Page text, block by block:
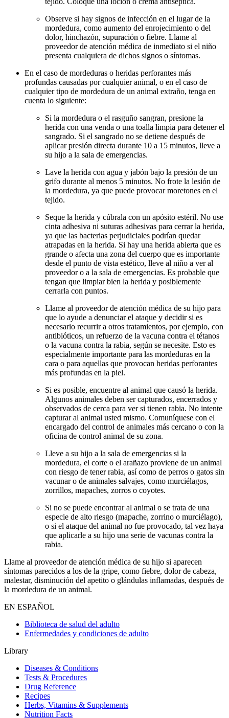
Observe si hay signos de infección en el lugar de la
mordedura, como aumento del enrojecimiento o del
dolor, hinchazón, supuración o fiebre. Llame al
proveedor de atención médica de inmediato si el niño
presenta cualquiera de dichos signos o síntomas.
En el caso de mordeduras o heridas perforantes más
profundas causadas por cualquier animal, o en el caso de
cualquier tipo de mordedura de un animal extraño, tenga en
cuenta lo siguiente:
Si la mordedura o el rasguño sangran, presione la
herida con una venda o una toalla limpia para detener el
sangrado. Si el sangrado no se detiene después de
aplicar presión directa durante 10 a 15 minutos, lleve a
su hijo a la sala de emergencias.
Lave la herida con agua y jabón bajo la presión de un
grifo durante al menos 5 minutos. No frote la lesión de
la mordedura, ya que puede provocar moretones en el
tejido.
Seque la herida y cúbrala con un apósito estéril. No use
cinta adhesiva ni suturas adhesivas para cerrar la herida,
ya que las bacterias perjudiciales podrían quedar
atrapadas en la herida. Si hay una herida abierta que es
grande o afecta una zona del cuerpo que es importante
desde el punto de vista estético, lleve al niño a ver al
proveedor o a la sala de emergencias. Es probable que
tengan que limpiar bien la herida y posiblemente
cerrarla con puntos.
Llame al proveedor de atención médica de su hijo para
que lo ayude a denunciar el ataque y decidir si es
necesario recurrir a otros tratamientos, por ejemplo, con
antibióticos, un refuerzo de la vacuna contra el tétanos
o la vacuna contra la rabia, según se necesite. Esto es
especialmente importante para las mordeduras en la
cara o para aquellas que provocan heridas perforantes
más profundas en la piel.
Si es posible, encuentre al animal que causó la herida.
Algunos animales deben ser capturados, encerrados y
observados de cerca para ver si tienen rabia. No intente
capturar al animal usted mismo. Comuníquese con el
encargado del control de animales más cercano o con la
oficina de control animal de su zona.
Lleve a su hijo a la sala de emergencias si la
mordedura, el corte o el arañazo proviene de un animal
con riesgo de tener rabia, así como de perros o gatos sin
vacunar o de animales salvajes, como murciélagos,
zorrillos, mapaches, zorros o coyotes.
Si no se puede encontrar al animal o se trata de una
especie de alto riesgo (mapache, zorrino o murciélago),
o si el ataque del animal no fue provocado, tal vez haya
que aplicarle a su hijo una serie de vacunas contra la
rabia.
Llame al proveedor de atención médica de su hijo si aparecen
síntomas parecidos a los de la gripe, como fiebre, dolor de cabeza,
malestar, disminución del apetito o glándulas inflamadas, después de
la mordedura de un animal.
EN ESPAÑOL
Biblioteca de salud del adulto
Enfermedades y condiciones de adulto
Library
Diseases & Conditions
Tests & Procedures
Drug Reference
Recipes
Herbs, Vitamins & Supplements
Nutrition Facts